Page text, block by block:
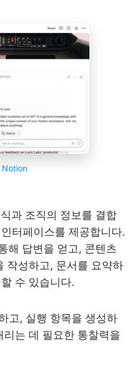
Notion
과 조직의 정보를 결합
터페이스를 제공합니다.
해 답변을 얻고, 콘텐츠
작성하고, 문서를 요약하
수 있습니다.
고, 실행 항목을 생성하
는 데 필요한 통찰력을